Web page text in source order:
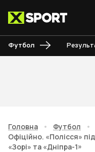
Футбол
Головна • Футбол
•
Офіційно. «Полісся»
«Зорі» та «Дніпра-1»